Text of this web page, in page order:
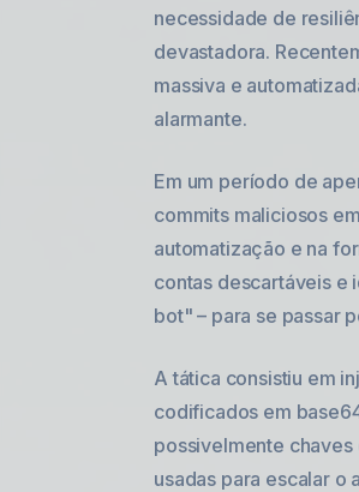
necessidade de
devastadora.
massiva e
alarmante.
Em um período de
commits maliciosos
automatização e na
contas descartáveis
bot" – para se passar
A tática consistiu em
codificados em
possivelmente
usadas para escalar o